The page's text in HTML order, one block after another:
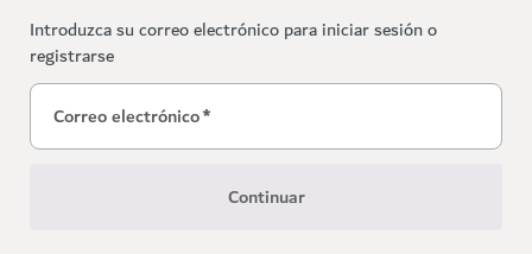
Introduzca su correo electrónico para iniciar sesión o
registrarse
Correo electrónico*
Continuar